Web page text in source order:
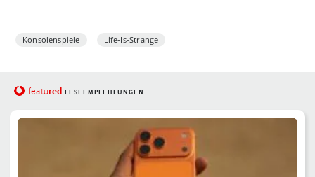
Konsolenspiele Life-Is-Strange
featured LESEEMPFEHLUNGEN